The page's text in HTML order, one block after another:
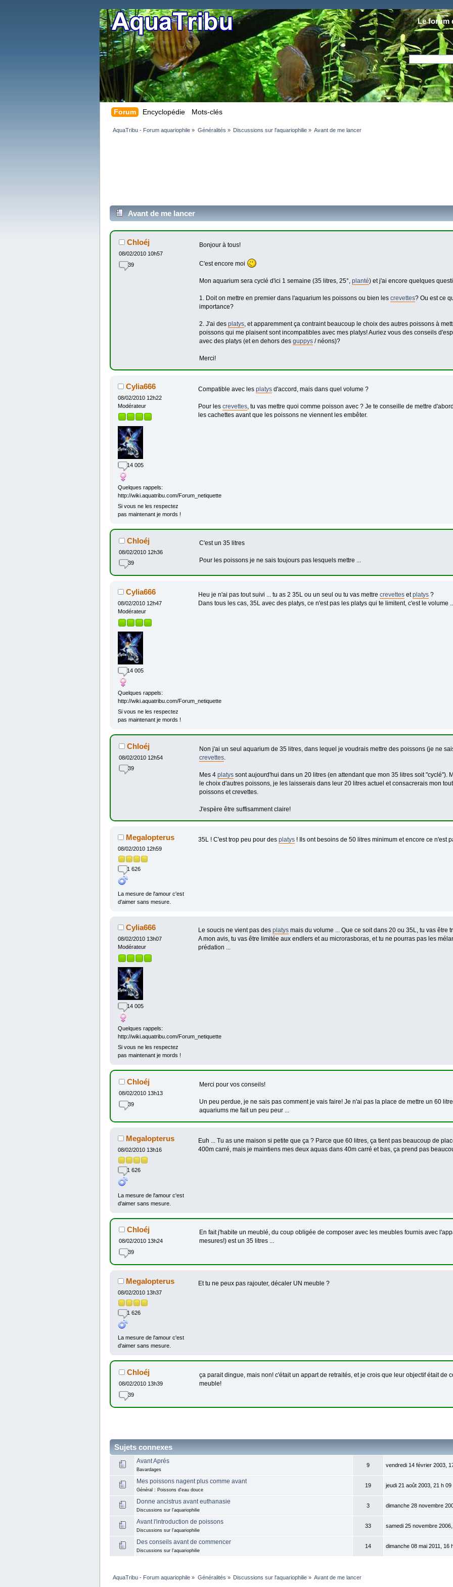
Le forum
Forum Encyclopédie Mots-clés
AquaTribu - Forum aquariophile » Généralités » Discussions sur l'aquariophilie» Avant de me lancer
Avant de me lancer
Chloéj
08/02/2010 10h57
39
Bonjour à tous!
C'est encore moi
Mon aquarium sera cyclé d'ici 1 semaine (35 litres, 25°, planté) et j'ai encore quelques
1. Doit on mettre en premier dans l'aquarium les poissons ou bien les crevettes? Ou est ce
importance?
2. J'ai des platys, et apparemment ça contraint beaucoup le choix des autres poissons à
poissons qui me plaisent sont incompatibles avec mes platys! Auriez vous des conseils
avec des platys (et en dehors des guppys/ néons)?
Merci!
Cylia666
08/02/2010 12h22
Modérateur
14 005
Quelques rappels:
http://wiki.aquatribu.com/Forum_netiquette
Si vous ne les respectez
pas maintenant je mords !
Compatible avec les platysd'accord, mais dans quel volume ?
Pour les crevettes, tu vas mettre quoi comme poisson avec ? Je te conseille de mettre
les cachettes avant que les poissons ne viennent les embêter.
Chloéj
08/02/2010 12h36
39
C'est un 35 litres
Pour les poissons je ne sais toujours pas lesquels mettre ...
Cylia666
08/02/2010 12h47
Modérateur
14 005
Quelques rappels:
http://wiki.aquatribu.com/Forum_netiquette
Si vous ne les respectez
pas maintenant je mords !
Heu je n'ai pas tout suivi ... tu as 2 35L ou un seul ou tu vas mettre crevettesetplatys?
Dans tous les cas, 35L avec des platys, ce n'est pas les platys qui te limitent, c'est le volume
Chloéj
08/02/2010 12h54
39
Non j'ai un seul aquarium de 35 litres, dans lequel je voudrais mettre des poissons (je ne
crevettes.
Mes 4 platyssont aujourd'hui dans un 20 litres (en attendant que mon 35 litres soit "cyclé").
le choix d'autres poissons, je les laisserais dans leur 20 litres actuel et consacrerais mon
poissons et crevettes.
J'espère être suffisamment claire!
Megalopterus
08/02/2010 12h59
1 626
La mesure de l'amour c'est
d'aimer sans mesure.
35L ! C'est trop peu pour des platys! Ils ont besoins de 50 litres minimum et encore ce n'est
Cylia666
08/02/2010 13h07
Modérateur
14 005
Quelques rappels:
http://wiki.aquatribu.com/Forum_netiquette
Si vous ne les respectez
pas maintenant je mords !
Le soucis ne vient pas des platysmais du volume ... Que ce soit dans 20 ou 35L, tu vas être
A mon avis, tu vas être limitée aux endlers et au microrasboras, et tu ne pourras pas les
prédation ...
Chloéj
08/02/2010 13h13
39
Merci pour vos conseils!
Un peu perdue, je ne sais pas comment je vais faire! Je n'ai pas la place de mettre un 60
aquariums me fait un peu peur ...
Megalopterus
08/02/2010 13h16
1 626
La mesure de l'amour c'est
d'aimer sans mesure.
Euh ... Tu as une maison si petite que ça ? Parce que 60 litres, ça tient pas beaucoup de
400m carré, mais je maintiens mes deux aquas dans 40m carré et bas, ça prend pas
Chloéj
08/02/2010 13h24
39
En fait j'habite un meublé, du coup obligée de composer avec les meubles fournis avec
mesures!) est un 35 litres ...
Megalopterus
08/02/2010 13h37
1 626
La mesure de l'amour c'est
d'aimer sans mesure.
Et tu ne peux pas rajouter, décaler UN meuble ?
Chloéj
08/02/2010 13h39
39
ça parait dingue, mais non! c'était un appart de retraités, et je crois que leur objectif était de
meuble!
Sujets connexes
Avant Aprés
Bavardages
9 vendredi 14 février 2003,
Mes poissons nagent plus comme avant
Général : Poissons d'eau douce
19 jeudi 21 août 2003, 21 h 09
Donne ancistrus avant euthanasie
Discussions sur l'aquariophilie
3 dimanche 28 novembre
Avant l'introduction de poissons
Discussions sur l'aquariophilie
33 samedi 25 novembre
Des conseils avant de commencer
Discussions sur l'aquariophilie
14 dimanche 08 mai 2011, 16
AquaTribu - Forum aquariophile » Généralités » Discussions sur l'aquariophilie» Avant de me lancer